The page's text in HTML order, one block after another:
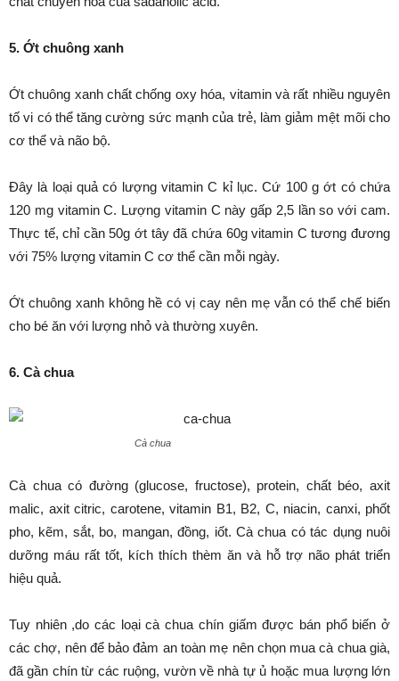
5. Ớt chuông xanh
Ớt chuông xanh chất chống oxy hóa, vitamin và rất nhiều nguyên
tố vi có thể tăng cường sức mạnh của trẻ, làm giảm mệt mõi cho
cơ thể và não bộ.
Đây là loại quả có lượng vitamin C kỉ lục. Cứ 100 g ớt có chứa
120 mg vitamin C. Lượng vitamin C này gấp 2,5 lần so với cam.
Thực tế, chỉ cần 50g ớt tây đã chứa 60g vitamin C tương đương
với 75% lượng vitamin C cơ thể cần mỗi ngày.
Ớt chuông xanh không hề có vị cay nên mẹ vẫn có thể chế biến
cho bé ăn với lượng nhỏ và thường xuyên.
6. Cà chua
Cà chua
Cà chua có đường (glucose, fructose), protein, chất béo, axit
malic, axit citric, carotene, vitamin B1, B2, C, niacin, canxi, phốt
pho, kẽm, sắt, bo, mangan, đồng, iốt. Cà chua có tác dụng nuôi
dưỡng máu rất tốt, kích thích thèm ăn và hỗ trợ não phát triển
hiệu quả.
Tuy nhiên ,do các loại cà chua chín giấm được bán phổ biến ở
các chợ, nên để bảo đảm an toàn mẹ nên chọn mua cà chua già,
đã gần chín từ các ruộng, vườn về nhà tự ủ hoặc mua lượng lớn